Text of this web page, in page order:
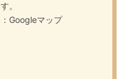
。
Googleマップ